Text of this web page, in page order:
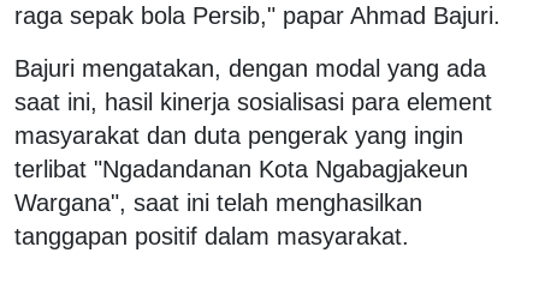
raga sepak bola Persib," papar Ahmad Bajuri.
Bajuri mengatakan, dengan modal yang ada
saat ini, hasil kinerja sosialisasi para element
masyarakat dan duta pengerak yang ingin
terlibat "Ngadandanan Kota Ngabagjakeun
Wargana", saat ini telah menghasilkan
tanggapan positif dalam masyarakat.